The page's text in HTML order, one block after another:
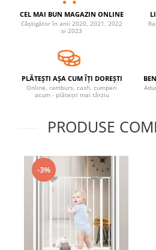
Jucarii dentitie
Jocuri educative
Covorase ortopedice senzoriale
Cuburi magnetice JollyHeap®
Rechizite scolare
Stikere decorative si covoare
Covorase de joaca
Ingrijire adulti
Siguranta animale companie
Carduri Cadou
CEL MAI BUN MAGAZIN ONLINE
Câștigător în anii 2020, 2021, 2022
și 2023
PLĂTEȘTI AȘA CUM ÎȚI DOREȘTI
Online, ramburs, cash, cumperi
acum - plătești mai târziu
PRODUSE
-3%